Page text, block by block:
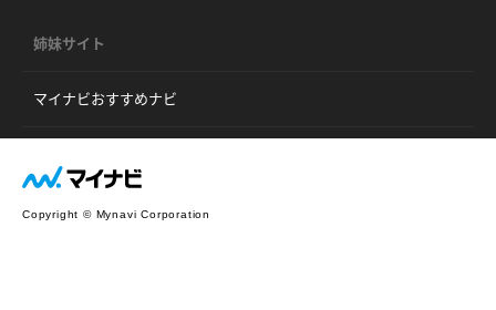
姉妹サイト
マイナビおすすめナビ
Copyright © Mynavi Corporation